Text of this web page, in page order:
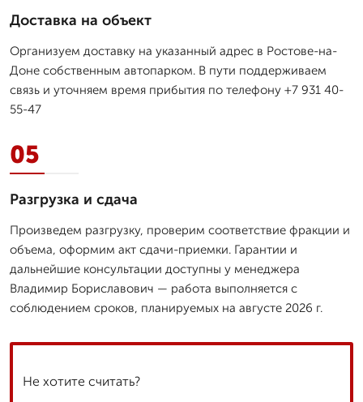
Доставка на объект
Организуем доставку на указанный адрес в Ростове-на-
Доне собственным автопарком. В пути поддерживаем
связь и уточняем время прибытия по телефону +7 931 40-
55-47
05
Разгрузка и сдача
Произведем разгрузку, проверим соответствие фракции и
объема, оформим акт сдачи-приемки. Гарантии и
дальнейшие консультации доступны у менеджера
Владимир Бориславович — работа выполняется с
соблюдением сроков, планируемых на августе 2026 г.
Не хотите считать?